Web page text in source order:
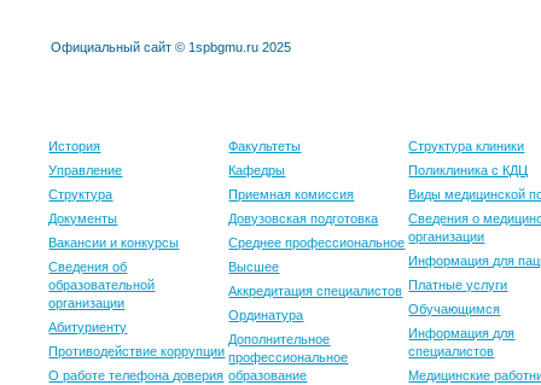
Официальный сайт © 1spbgmu.ru 2025
История
Управление
Структура
Документы
Вакансии и конкурсы
Сведения об
образовательной
организации
Абитуриенту
Противодействие коррупции
О работе телефона доверия
Факультеты
Кафедры
Приемная комиссия
Довузовская подготовка
Среднее профессиональное
Высшее
Аккредитация специалистов
Ординатура
Дополнительное
профессиональное
образование
Структура клиники
Поликлиника с КДЦ
Виды медицинской
Сведения о
организации
Информация для
Платные услуги
Обучающимся
Информация для
специалистов
Медицинские